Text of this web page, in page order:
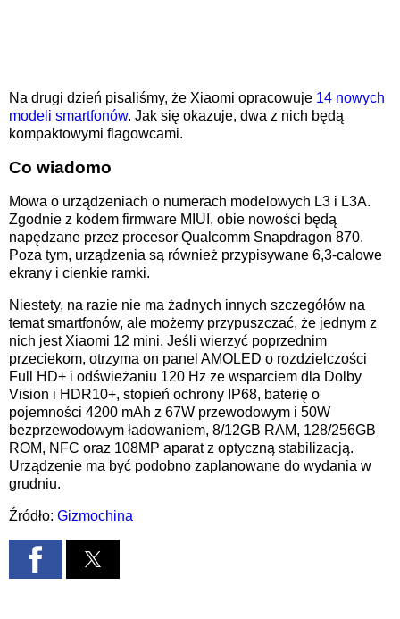
Na drugi dzień pisaliśmy, że Xiaomi opracowuje 14 nowych
modeli smartfonów. Jak się okazuje, dwa z nich będą
kompaktowymi flagowcami.
Co wiadomo
Mowa o urządzeniach o numerach modelowych L3 i L3A.
Zgodnie z kodem firmware MIUI, obie nowości będą
napędzane przez procesor Qualcomm Snapdragon 870.
Poza tym, urządzenia są również przypisywane 6,3-calowe
ekrany i cienkie ramki.
Niestety, na razie nie ma żadnych innych szczegółów na
temat smartfonów, ale możemy przypuszczać, że jednym z
nich jest Xiaomi 12 mini. Jeśli wierzyć poprzednim
przeciekom, otrzyma on panel AMOLED o rozdzielczości
Full HD+ i odświeżaniu 120 Hz ze wsparciem dla Dolby
Vision i HDR10+, stopień ochrony IP68, baterię o
pojemności 4200 mAh z 67W przewodowym i 50W
bezprzewodowym ładowaniem, 8/12GB RAM, 128/256GB
ROM, NFC oraz 108MP aparat z optyczną stabilizacją.
Urządzenie ma być podobno zaplanowane do wydania w
grudniu.
Źródło: Gizmochina